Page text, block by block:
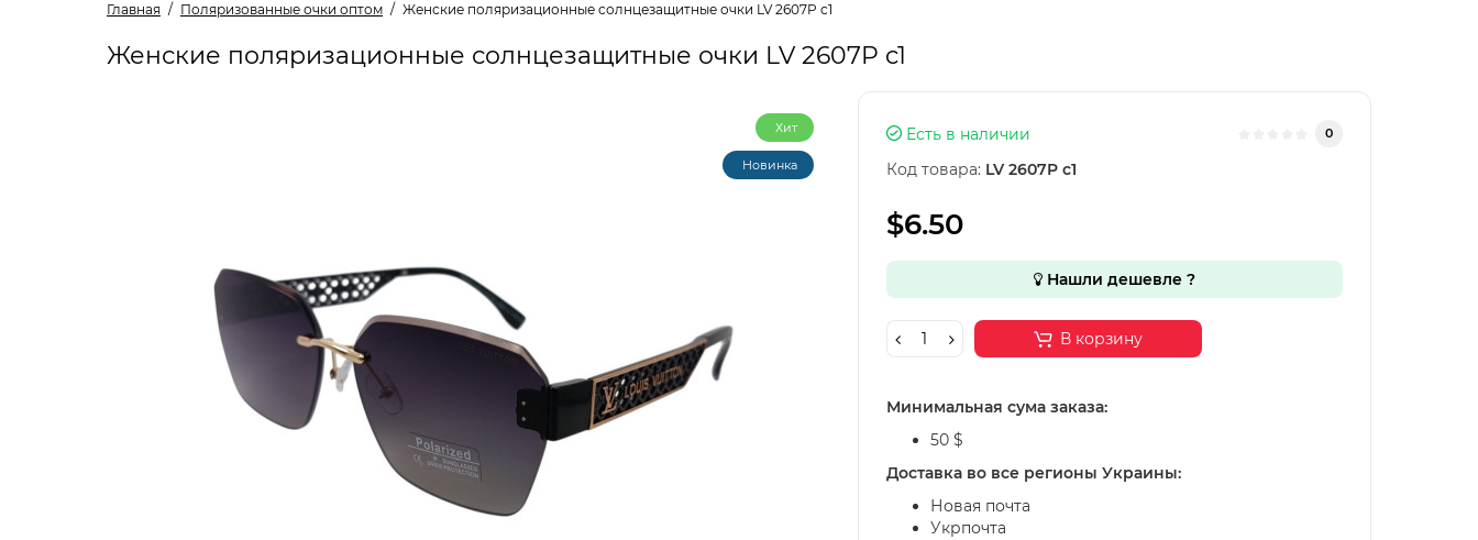
Главная Поляризованные очки оптом Женские поляризационные солнцезащитные очки LV 2607P c1
Женские поляризационные солнцезащитные очки LV 2607P c1
Хит
Новинка
Есть в наличии 0
Код товара: LV 2607P c1
$6.50
Нашли дешевле ?
В корзину
Минимальная сума заказа:
50 $
Доставка во все регионы Украины:
Новая почта
Укрпочта